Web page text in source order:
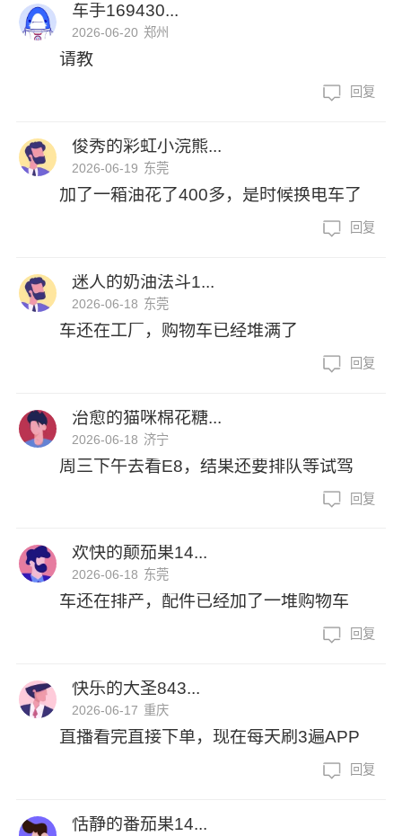
车手169430...
2026-06-20 郑州
请教
回复
俊秀的彩虹小浣熊...
2026-06-19 东莞
加了一箱油花了400多，是时候换电车了
回复
迷人的奶油法斗1...
2026-06-18 东莞
车还在工厂，购物车已经堆满了
回复
治愈的猫咪棉花糖...
2026-06-18 济宁
周三下午去看E8，结果还要排队等试驾
回复
欢快的颠茄果14...
2026-06-18 东莞
车还在排产，配件已经加了一堆购物车
回复
快乐的大圣843...
2026-06-17 重庆
直播看完直接下单，现在每天刷3遍APP
回复
恬静的番茄果14...